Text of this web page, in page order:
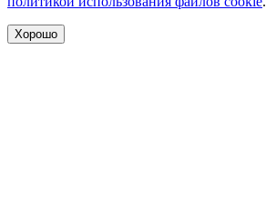
Хорошо